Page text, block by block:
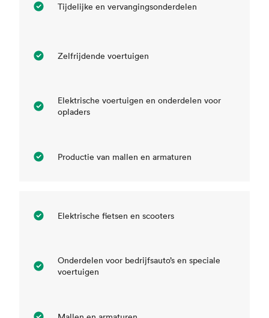
Tijdelijke en vervangingsonderdelen
Zelfrijdende voertuigen
Elektrische voertuigen en onderdelen voor
opladers
Productie van mallen en armaturen
Elektrische fietsen en scooters
Onderdelen voor bedrijfsauto’s en speciale
voertuigen